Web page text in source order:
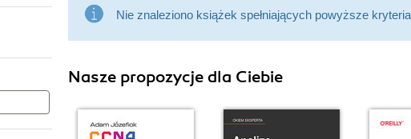
Nie znaleziono książek spełniających powyższe
Nasze propozycje dla Ciebie